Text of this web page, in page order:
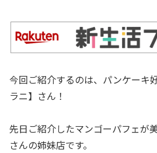
今回ご紹介するのは、パンケーキ
ラニ】さん！
先日ご紹介したマンゴーパフェが
さんの姉妹店です。